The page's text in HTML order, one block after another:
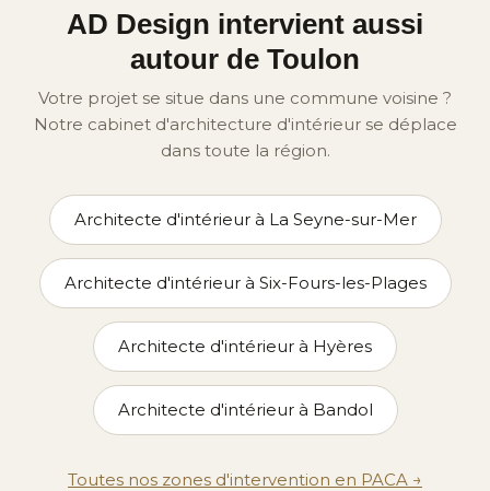
AD Design intervient aussi
autour de Toulon
Votre projet se situe dans une commune voisine ?
Notre cabinet d'architecture d'intérieur se déplace
dans toute la région.
Architecte d'intérieur à La Seyne-sur-Mer
Architecte d'intérieur à Six-Fours-les-Plages
Architecte d'intérieur à Hyères
Architecte d'intérieur à Bandol
Toutes nos zones d'intervention en PACA →